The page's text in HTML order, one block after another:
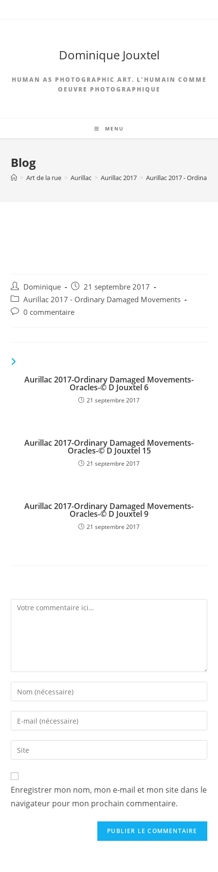
Dominique Jouxtel
HUMAN AS PHOTOGRAPHIC ART. L'HUMAIN COMME
OEUVRE PHOTOGRAPHIQUE
MENU
Blog
> Art de la rue > Aurillac > Aurillac 2017 > Aurillac 2017 - Ordinary
Auteur/autrice
de
la
publication :
Dominique
Publication
publiée :
21 septembre 2017
Post
category:
Aurillac 2017 - Ordinary Damaged Movements
Commentaires
0 commentaire
Aurillac 2017-Ordinary Damaged Movements-
Oracles-© D Jouxtel 6
21 septembre 2017
Aurillac 2017-Ordinary Damaged Movements-
Oracles-© D Jouxtel 15
21 septembre 2017
Aurillac 2017-Ordinary Damaged Movements-
Oracles-© D Jouxtel 9
21 septembre 2017
Comment
Enter
your
name
comment
Enter
your
email
address
comment
Saisir
l’URL
de
votre
site
(facultatif)
Enregistrer mon nom, mon e-mail et mon site dans le
navigateur pour mon prochain commentaire.